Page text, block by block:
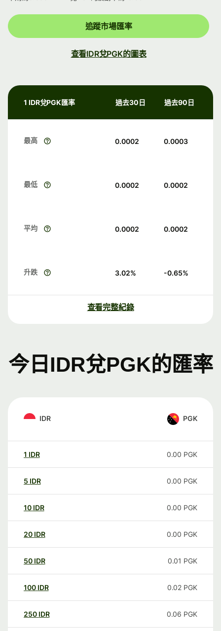
追蹤市場匯率
查看IDR兌PGK的圖表
1 IDR兌PGK匯率 過去30日 過去90日
最高 0.0002 0.0003
最低 0.0002 0.0002
平均 0.0002 0.0002
升跌 3.02% -0.65%
查看完整紀錄
今日IDR兌PGK的匯率
IDR PGK
1 IDR 0.00 PGK
5 IDR 0.00 PGK
10 IDR 0.00 PGK
20 IDR 0.00 PGK
50 IDR 0.01 PGK
100 IDR 0.02 PGK
250 IDR 0.06 PGK